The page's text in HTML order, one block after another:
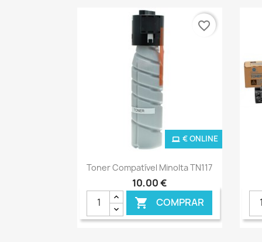
Ver+
Toner Compatível Minolta TN117
10,00 €
 COMPRAR
€ ONLINE
favorite_border